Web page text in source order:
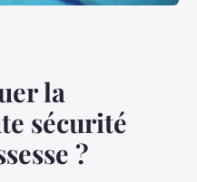
la
sécurité
?